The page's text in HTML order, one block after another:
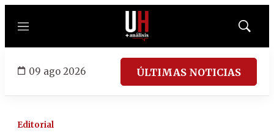
Menú
Mostrar
09 ago 2026 ÚLTIMAS NOTICIAS
Editorial